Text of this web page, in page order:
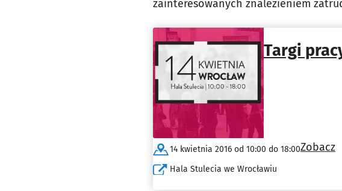
zainteresowanych znalezieniem
Targi
14 kwietnia 2016 od 10:00 do 18:00
Hala Stulecia we Wrocławiu
Zobacz